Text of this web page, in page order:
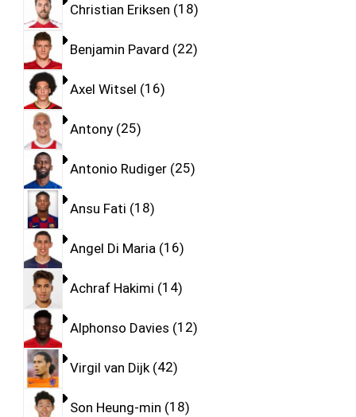
Christian Eriksen 18
Benjamin Pavard 22
Axel Witsel 16
Antony 25
Antonio Rudiger 25
Ansu Fati 18
Angel Di Maria 16
Achraf Hakimi 14
Alphonso Davies 12
Virgil van Dijk 42
Son Heung-min 18